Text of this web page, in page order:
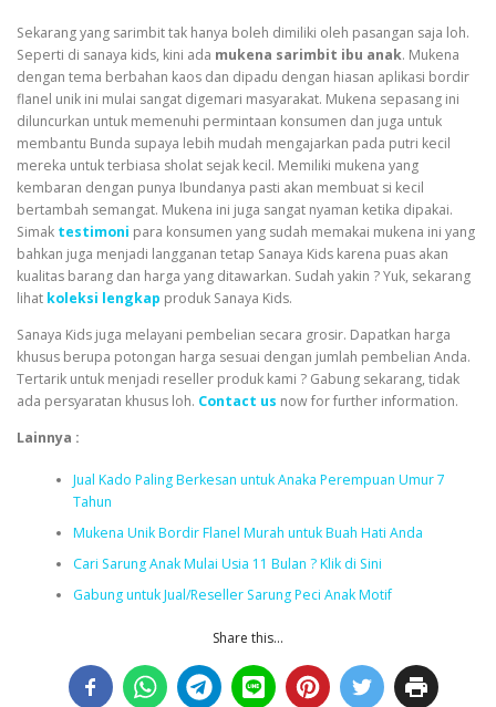
Sekarang yang sarimbit tak hanya boleh dimiliki oleh pasangan saja loh.
Seperti di sanaya kids, kini ada mukena sarimbit ibu anak. Mukena
dengan tema berbahan kaos dan dipadu dengan hiasan aplikasi bordir
flanel unik ini mulai sangat digemari masyarakat. Mukena sepasang ini
diluncurkan untuk memenuhi permintaan konsumen dan juga untuk
membantu Bunda supaya lebih mudah mengajarkan pada putri kecil
mereka untuk terbiasa sholat sejak kecil. Memiliki mukena yang
kembaran dengan punya Ibundanya pasti akan membuat si kecil
bertambah semangat. Mukena ini juga sangat nyaman ketika dipakai.
Simak testimoni para konsumen yang sudah memakai mukena ini yang
bahkan juga menjadi langganan tetap Sanaya Kids karena puas akan
kualitas barang dan harga yang ditawarkan. Sudah yakin ? Yuk, sekarang
lihat koleksi lengkap produk Sanaya Kids.
Sanaya Kids juga melayani pembelian secara grosir. Dapatkan harga
khusus berupa potongan harga sesuai dengan jumlah pembelian Anda.
Tertarik untuk menjadi reseller produk kami ? Gabung sekarang, tidak
ada persyaratan khusus loh. Contact us now for further information.
Lainnya :
Jual Kado Paling Berkesan untuk Anaka Perempuan Umur 7
Tahun
Mukena Unik Bordir Flanel Murah untuk Buah Hati Anda
Cari Sarung Anak Mulai Usia 11 Bulan ? Klik di Sini
Gabung untuk Jual/Reseller Sarung Peci Anak Motif
Share this...